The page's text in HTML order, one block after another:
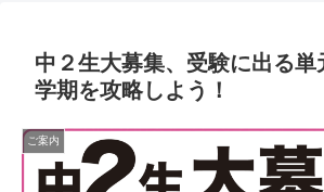
中２生大募集、受験に出る単
学期を攻略しよう！
ご案内